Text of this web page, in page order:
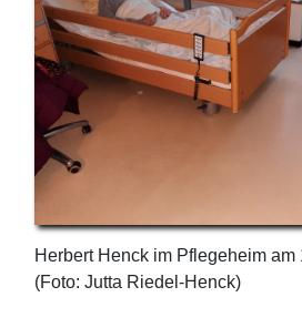
Herbert Henck im Pflegeheim
(Foto: Jutta Riedel-Henck)